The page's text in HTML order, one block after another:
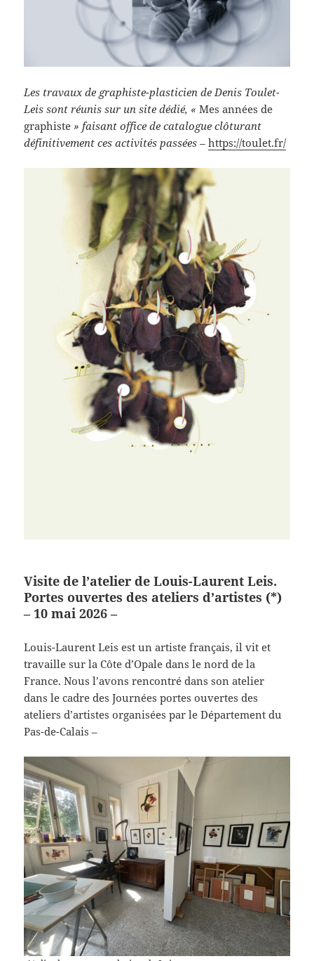
Les travaux de graphiste-plasticien de Denis Toulet-
Leis sont réunis sur un site dédié, «Mes années de
graphiste» faisant office de catalogue clôturant
définitivement ces activités passées –https://toulet.fr/
Visite de l’atelier de Louis-Laurent Leis.
Portes ouvertes des ateliers d’artistes (*)
– 10 mai 2026 –
Louis-Laurent Leis est un artiste français, il vit et
travaille sur la Côte d’Opale dans le nord de la
France. Nous l’avons rencontré dans son atelier
dans le cadre des Journées portes ouvertes des
ateliers d’artistes organisées par le Département du
Pas-de-Calais –